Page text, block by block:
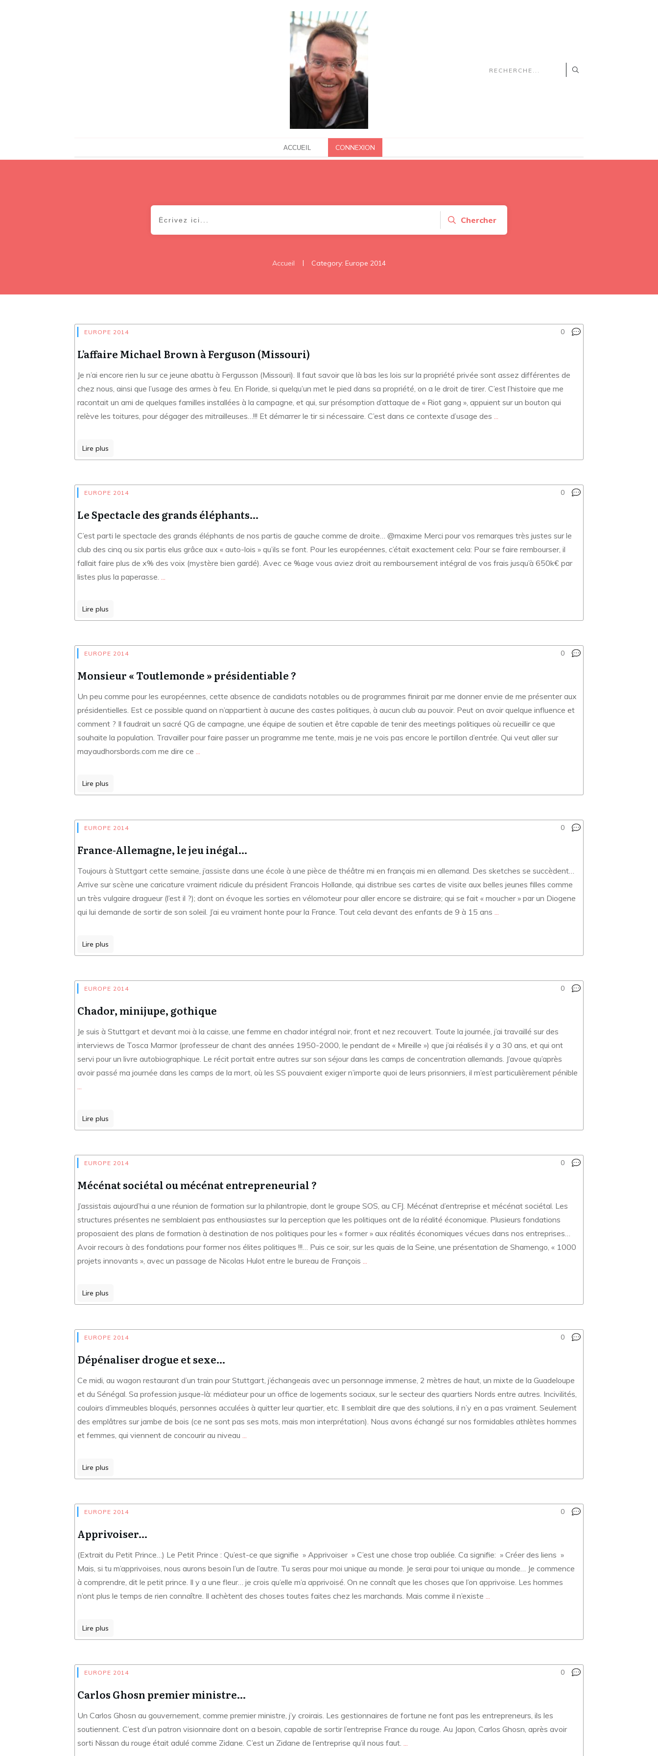
ACCUEIL CONNEXION
Chercher
Accueil | Category: Europe 2014
EUROPE 2014 0
L’affaire Michael Brown à Ferguson (Missouri)
Je n’ai encore rien lu sur ce jeune abattu à Fergusson (Missouri). Il faut savoir que là bas les lois sur la propriété privée sont assez différentes de
chez nous, ainsi que l’usage des armes à feu. En Floride, si quelqu’un met le pied dans sa propriété, on a le droit de tirer. C’est l’histoire que me
racontait un ami de quelques familles installées à la campagne, et qui, sur présomption d’attaque de « Riot gang », appuient sur un bouton qui
relève les toitures, pour dégager des mitrailleuses…!!! Et démarrer le tir si nécessaire. C’est dans ce contexte d’usage des
Lire plus
EUROPE 2014 0
Le Spectacle des grands éléphants…
C’est parti le spectacle des grands éléphants de nos partis de gauche comme de droite… @maxime Merci pour vos remarques très justes sur le
club des cinq ou six partis elus grâce aux « auto-lois » qu’ils se font. Pour les européennes, c’était exactement cela: Pour se faire rembourser, il
fallait faire plus de x% des voix (mystère bien gardé). Avec ce %age vous aviez droit au remboursement intégral de vos frais jusqu’à 650k€ par
listes plus la paperasse.
Lire plus
EUROPE 2014 0
Monsieur « Toutlemonde » présidentiable ?
Un peu comme pour les européennes, cette absence de candidats notables ou de programmes finirait par me donner envie de me présenter aux
présidentielles. Est ce possible quand on n’appartient à aucune des castes politiques, à aucun club au pouvoir. Peut on avoir quelque influence et
comment ? Il faudrait un sacré QG de campagne, une équipe de soutien et être capable de tenir des meetings politiques où recueillir ce que
souhaite la population. Travailler pour faire passer un programme me tente, mais je ne vois pas encore le portillon d’entrée. Qui veut aller sur
mayaudhorsbords.com me dire ce
Lire plus
EUROPE 2014 0
France-Allemagne, le jeu inégal…
Toujours à Stuttgart cette semaine, j’assiste dans une école à une pièce de théâtre mi en français mi en allemand. Des sketches se succèdent…
Arrive sur scène une caricature vraiment ridicule du président Francois Hollande, qui distribue ses cartes de visite aux belles jeunes filles comme
un très vulgaire dragueur (l’est il ?); dont on évoque les sorties en vélomoteur pour aller encore se distraire; qui se fait « moucher » par un Diogene
qui lui demande de sortir de son soleil. J’ai eu vraiment honte pour la France. Tout cela devant des enfants de 9 à 15 ans
Lire plus
EUROPE 2014 0
Chador, minijupe, gothique
Je suis à Stuttgart et devant moi à la caisse, une femme en chador intégral noir, front et nez recouvert. Toute la journée, j’ai travaillé sur des
interviews de Tosca Marmor (professeur de chant des années 1950-2000, le pendant de « Mireille ») que j’ai réalisés il y a 30 ans, et qui ont
servi pour un livre autobiographique. Le récit portait entre autres sur son séjour dans les camps de concentration allemands. J’avoue qu’après
avoir passé ma journée dans les camps de la mort, où les SS pouvaient exiger n’importe quoi de leurs prisonniers, il m’est particulièrement pénible
Lire plus
EUROPE 2014 0
Mécénat sociétal ou mécénat entrepreneurial ?
J’assistais aujourd’hui a une réunion de formation sur la philantropie, dont le groupe SOS, au CFJ. Mécénat d’entreprise et mécénat sociétal. Les
structures présentes ne semblaient pas enthousiastes sur la perception que les politiques ont de la réalité économique. Plusieurs fondations
proposaient des plans de formation à destination de nos politiques pour les « former » aux réalités économiques vécues dans nos entreprises…
Avoir recours à des fondations pour former nos élites politiques !!!… Puis ce soir, sur les quais de la Seine, une présentation de Shamengo, « 1000
projets innovants », avec un passage de Nicolas Hulot entre le bureau de François
Lire plus
EUROPE 2014 0
Dépénaliser drogue et sexe…
Ce midi, au wagon restaurant d’un train pour Stuttgart, j’échangeais avec un personnage immense, 2 mètres de haut, un mixte de la Guadeloupe
et du Sénégal. Sa profession jusque-là: médiateur pour un office de logements sociaux, sur le secteur des quartiers Nords entre autres. Incivilités,
couloirs d’immeubles bloqués, personnes acculées à quitter leur quartier, etc. Il semblait dire que des solutions, il n’y en a pas vraiment. Seulement
des emplâtres sur jambe de bois (ce ne sont pas ses mots, mais mon interprétation). Nous avons échangé sur nos formidables athlètes hommes
et femmes, qui viennent de concourir au niveau
Lire plus
EUROPE 2014 0
Apprivoiser…
(Extrait du Petit Prince…) Le Petit Prince : Qu’est-ce que signifie » Apprivoiser » C’est une chose trop oubliée. Ca signifie: » Créer des liens »
Mais, si tu m’apprivoises, nous aurons besoin l’un de l’autre. Tu seras pour moi unique au monde. Je serai pour toi unique au monde… Je commence
à comprendre, dit le petit prince. Il y a une fleur… je crois qu’elle m’a apprivoisé. On ne connaît que les choses que l’on apprivoise. Les hommes
n’ont plus le temps de rien connaître. Il achètent des choses toutes faites chez les marchands. Mais comme il n’existe
Lire plus
EUROPE 2014 0
Carlos Ghosn premier ministre…
Un Carlos Ghosn au gouvernement, comme premier ministre, j’y croirais. Les gestionnaires de fortune ne font pas les entrepreneurs, ils les
soutiennent. C’est d’un patron visionnaire dont on a besoin, capable de sortir l’entreprise France du rouge. Au Japon, Carlos Ghosn, après avoir
sorti Nissan du rouge était adulé comme Zidane. C’est un Zidane de l’entreprise qu’il nous faut.